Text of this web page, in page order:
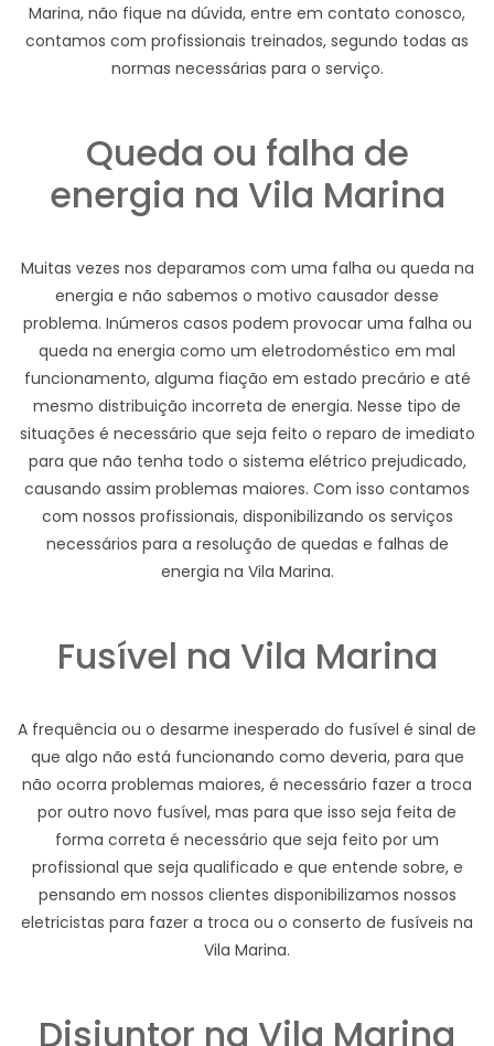
Marina, não fique na dúvida, entre em contato conosco,
contamos com profissionais treinados, segundo todas as
normas necessárias para o serviço.
Queda ou falha de
energia na Vila Marina
Muitas vezes nos deparamos com uma falha ou queda na
energia e não sabemos o motivo causador desse
problema. Inúmeros casos podem provocar uma falha ou
queda na energia como um eletrodoméstico em mal
funcionamento, alguma fiação em estado precário e até
mesmo distribuição incorreta de energia. Nesse tipo de
situações é necessário que seja feito o reparo de imediato
para que não tenha todo o sistema elétrico prejudicado,
causando assim problemas maiores. Com isso contamos
com nossos profissionais, disponibilizando os serviços
necessários para a resolução de quedas e falhas de
energia na Vila Marina.
Fusível na Vila Marina
A frequência ou o desarme inesperado do fusível é sinal de
que algo não está funcionando como deveria, para que
não ocorra problemas maiores, é necessário fazer a troca
por outro novo fusível, mas para que isso seja feita de
forma correta é necessário que seja feito por um
profissional que seja qualificado e que entende sobre, e
pensando em nossos clientes disponibilizamos nossos
eletricistas para fazer a troca ou o conserto de fusíveis na
Vila Marina.
Disjuntor na Vila Marina